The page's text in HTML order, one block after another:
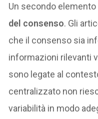
Un secondo
del consenso. Gli
che il consenso sia
informazioni rilevanti
sono legate al
centralizzato non
variabilità in modo